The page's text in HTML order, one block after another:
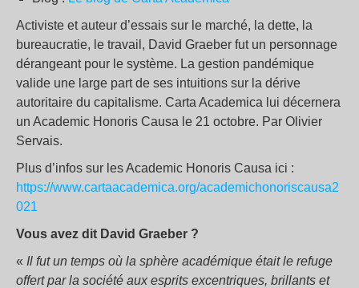
Activiste et auteur d’essais sur le marché, la dette, la
bureaucratie, le travail, David Graeber fut un personnage
dérangeant pour le système. La gestion pandémique
valide une large part de ses intuitions sur la dérive
autoritaire du capitalisme. Carta Academica lui décernera
un Academic Honoris Causa le 21 octobre. Par Olivier
Servais.
Plus d’infos sur les Academic Honoris Causa ici :
https://www.cartaacademica.org/academichonoriscausa2
021
Vous avez dit David Graeber ?
« Il fut un temps où la sphère académique était le refuge
offert par la société aux esprits excentriques, brillants et